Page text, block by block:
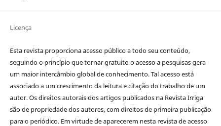
Licença
Esta revista proporciona acesso público a todo seu conteúdo,
seguindo o princípio que tornar gratuito o acesso a pesquisas gera
um maior intercâmbio global de conhecimento. Tal acesso está
associado a um crescimento da leitura e citação do trabalho de um
autor. Os direitos autorais dos artigos publicados na Revista Irriga
são de propriedade dos autores, com direitos de primeira publicação
para o periódico. Em virtude de aparecerem nesta revista de acesso